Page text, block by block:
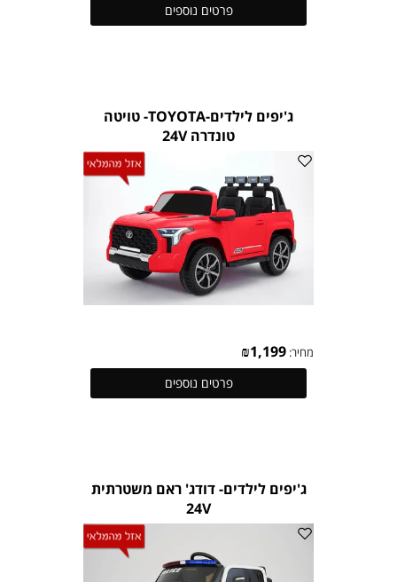
פרטים נוספים
ג'יפים לילדים-TOYOTA- טויטה
טונדרה 24V
מחיר: ₪1,199
פרטים נוספים
ג'יפים לילדים- דודג' ראם משטרתית
24V